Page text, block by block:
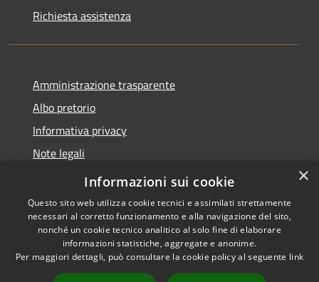
Richiesta assistenza
Amministrazione trasparente
Albo pretorio
Informativa privacy
Note legali
Dichiarazione di accessibilità
Accessibilità
Copyright © 2026 • Comune di
Manoppello • Powered by
×
Informazioni sui cookie
Questo sito web utilizza cookie tecnici e assimilati strettamente
necessari al corretto funzionamento e alla navigazione del sito,
nonché un cookie tecnico analitico al solo fine di elaborare
informazioni statistiche, aggregate e anonime.
Per maggiori dettagli, può consultare la cookie policy al seguente link